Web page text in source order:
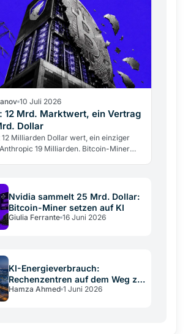
10 Juli 2026
12 Mrd. Marktwert, ein Vertrag
Dollar
12 Milliarden Dollar wert, ein einziger
19 Milliarden. Bitcoin-Miner
Nvidia sammelt 25 Mrd. Dollar:
Bitcoin-Miner setzen auf KI
Giulia Ferrante 16 Juni 2026
KI-Energieverbrauch:
Rechenzentren auf dem Weg zu
950 TWh
Hamza Ahmed 1 Juni 2026